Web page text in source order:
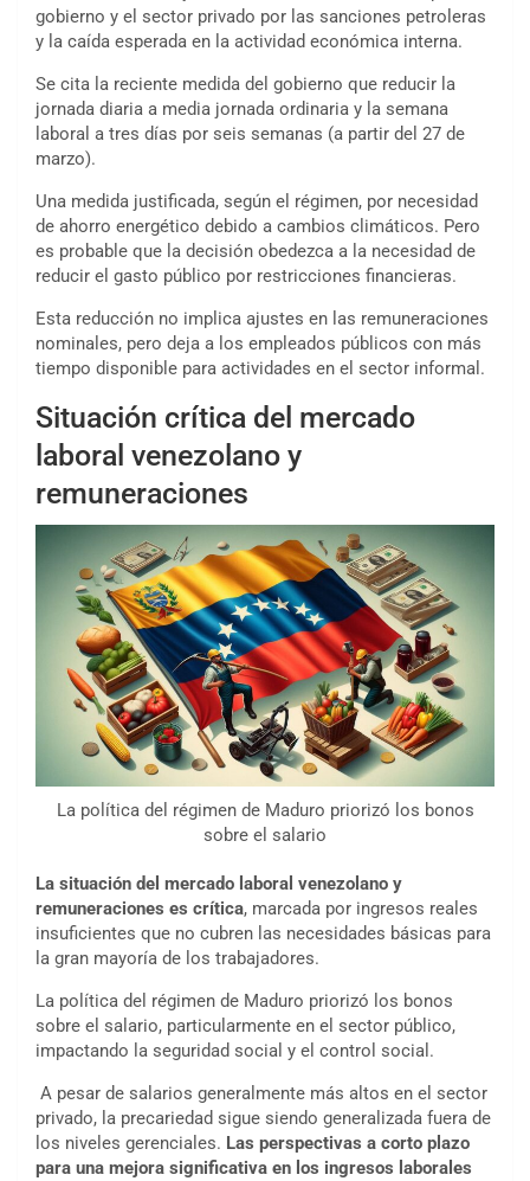
gobierno y el sector privado por las sanciones petroleras
y la caída esperada en la actividad económica interna.
Se cita la reciente medida del gobierno que reducir la
jornada diaria a media jornada ordinaria y la semana
laboral a tres días por seis semanas (a partir del 27 de
marzo).
Una medida justificada, según el régimen, por necesidad
de ahorro energético debido a cambios climáticos. Pero
es probable que la decisión obedezca a la necesidad de
reducir el gasto público por restricciones financieras.
Esta reducción no implica ajustes en las remuneraciones
nominales, pero deja a los empleados públicos con más
tiempo disponible para actividades en el sector informal.
Situación crítica del mercado
laboral venezolano y
remuneraciones
La política del régimen de Maduro priorizó los bonos
sobre el salario
La situación del mercado laboral venezolano y
remuneraciones es crítica, marcada por ingresos reales
insuficientes que no cubren las necesidades básicas para
la gran mayoría de los trabajadores.
La política del régimen de Maduro priorizó los bonos
sobre el salario, particularmente en el sector público,
impactando la seguridad social y el control social.
A pesar de salarios generalmente más altos en el sector
privado, la precariedad sigue siendo generalizada fuera de
los niveles gerenciales. Las perspectivas a corto plazo
para una mejora significativa en los ingresos laborales